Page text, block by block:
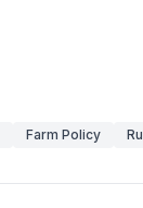
Farm Policy